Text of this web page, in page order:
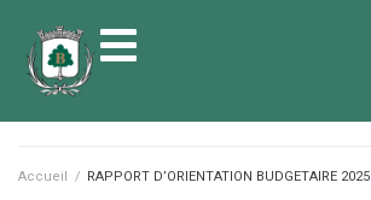
principal
Accueil / RAPPORT D’ORIENTATION BUDGETAIRE 2025